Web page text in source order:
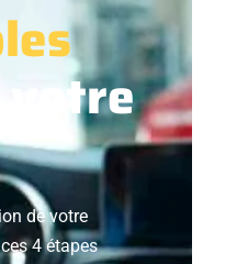
de votre
4 étapes